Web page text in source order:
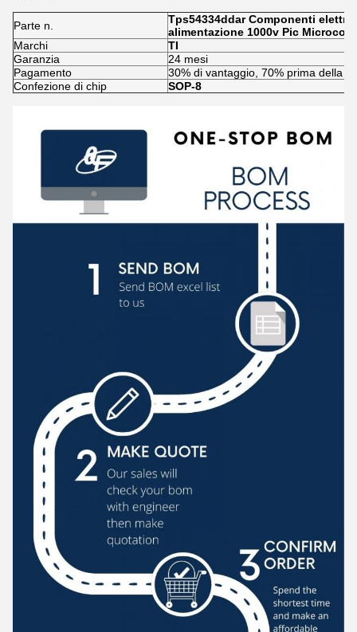
Parte n.
Tps54334ddar Componenti
alimentazione 1000v Pic
Marchi
TI
Garanzia
24 mesi
Pagamento
30% di vantaggio, 70% prima della
Confezione di chip
SOP-8